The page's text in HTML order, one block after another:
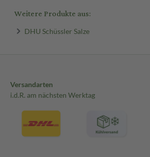
Weitere Produkte aus:
DHU Schüssler Salze
Versandarten
i.d.R. am nächsten Werktag